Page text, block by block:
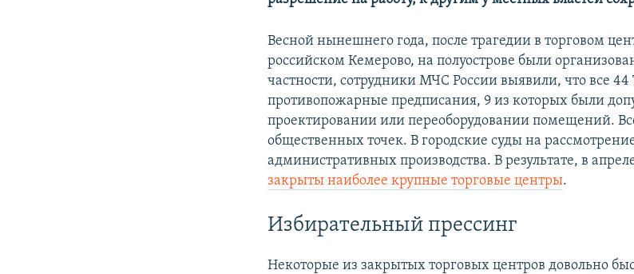
Весной нынешнего года, после трагедии в торговом
российском Кемерово, на полуострове были
частности, сотрудники МЧС России выявили, что все
противопожарные предписания, 9 из которых были
проектировании или переоборудовании помещений.
общественных точек. В городские суды на
административных производства. В результате, в
закрыты наиболее крупные торговые центры.
Избирательный прессинг
Некоторые из закрытых торговых центров довольно